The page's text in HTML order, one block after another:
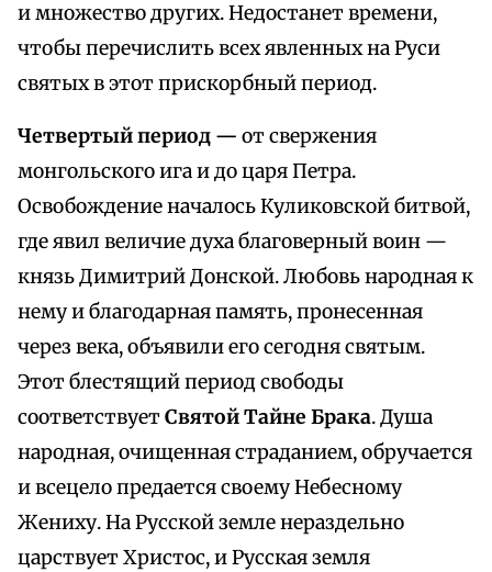
и множество других. Недостанет времени,
чтобы перечислить всех явленных на Руси
святых в этот прискорбный период.
Четвертый период — от свержения
монгольского ига и до царя Петра.
Освобождение началось Куликовской битвой,
где явил величие духа благоверный воин —
князь Димитрий Донской. Любовь народная к
нему и благодарная память, пронесенная
через века, объявили его сегодня святым.
Этот блестящий период свободы
соответствуетСвятой Тайне Брака. Душа
народная, очищенная страданием, обручается
и всецело предается своему Небесному
Жениху. На Русской земле нераздельно
царствует Христос, и Русская земля